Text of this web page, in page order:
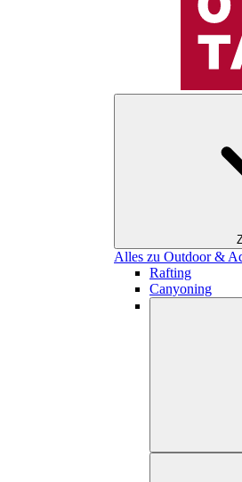
Alles zu Outdoor &
Rafting
Canyoning